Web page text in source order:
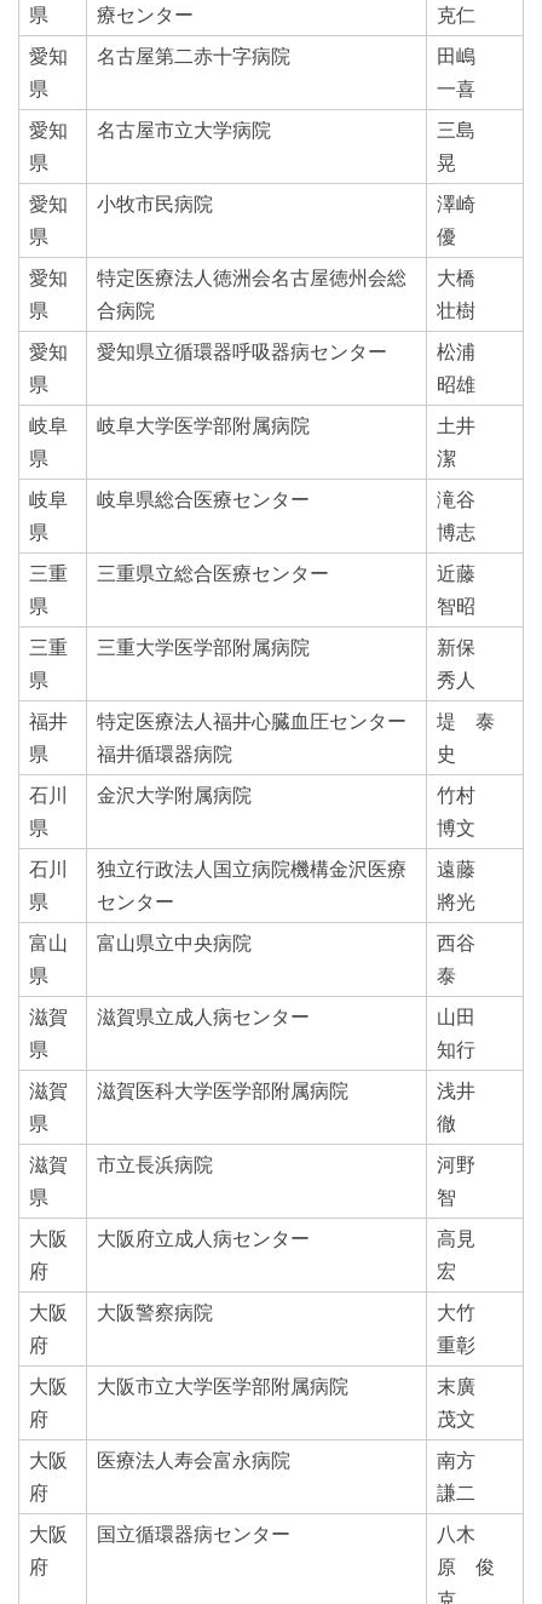
県
療センター
克仁
愛知
県
名古屋第二赤十字病院
田嶋
一喜
愛知
県
名古屋市立大学病院
三島
晃
愛知
県
小牧市民病院
澤崎
優
愛知
県
特定医療法人徳洲会名古屋徳州会総
合病院
大橋
壮樹
愛知
県
愛知県立循環器呼吸器病センター
松浦
昭雄
岐阜
県
岐阜大学医学部附属病院
土井
潔
岐阜
県
岐阜県総合医療センター
滝谷
博志
三重
県
三重県立総合医療センター
近藤
智昭
三重
県
三重大学医学部附属病院
新保
秀人
福井
県
特定医療法人福井心臓血圧センター
福井循環器病院
堤 泰
史
石川
県
金沢大学附属病院
竹村
博文
石川
県
独立行政法人国立病院機構金沢医療
センター
遠藤
將光
富山
県
富山県立中央病院
西谷
泰
滋賀
県
滋賀県立成人病センター
山田
知行
滋賀
県
滋賀医科大学医学部附属病院
浅井
徹
滋賀
県
市立長浜病院
河野
智
大阪
府
大阪府立成人病センター
高見
宏
大阪
府
大阪警察病院
大竹
重彰
大阪
府
大阪市立大学医学部附属病院
末廣
茂文
大阪
府
医療法人寿会富永病院
南方
謙二
大阪
府
国立循環器病センター
八木
原 俊
克